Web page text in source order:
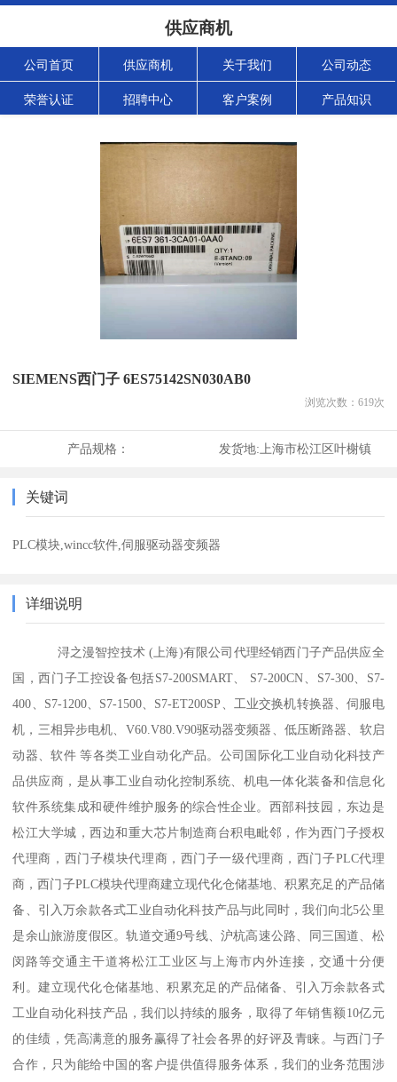
供应商机
公司首页 供应商机 关于我们 公司动态
荣誉认证 招聘中心 客户案例 产品知识
SIEMENS西门子 6ES75142SN030AB0
浏览次数： 619次
产品规格： 发货地: 上海市松江区叶榭镇
关键词
PLC模块,wincc软件,伺服驱动器变频器
详细说明
浔之漫智控技术 (上海)有限公司代理经销西门子产品供应全
国，西门子工控设备包括S7-200SMART、 S7-200CN、S7-300、S7-
400、S7-1200、S7-1500、S7-ET200SP、工业交换机转换器、伺服电
机，三相异步电机、V60.V80.V90驱动器变频器、低压断路器、软启
动器、软件 等各类工业自动化产品。公司国际化工业自动化科技产
品供应商，是从事工业自动化控制系统、机电一体化装备和信息化
软件系统集成和硬件维护服务的综合性企业。西部科技园，东边是
松江大学城，西边和重大芯片制造商台积电毗邻，作为西门子授权
代理商，西门子模块代理商，西门子一级代理商，西门子PLC代理
商，西门子PLC模块代理商建立现代化仓储基地、积累充足的产品储
备、引入万余款各式工业自动化科技产品与此同时，我们向北5公里
是余山旅游度假区。轨道交通9号线、沪杭高速公路、同三国道、松
闵路等交通主干道将松江工业区与上海市内外连接，交通十分便
利。建立现代化仓储基地、积累充足的产品储备、引入万余款各式
工业自动化科技产品，我们以持续的服务，取得了年销售额10亿元
的佳绩，凭高满意的服务赢得了社会各界的好评及青睐。与西门子
合作，只为能给中国的客户提供值得服务体系，我们的业务范围涉